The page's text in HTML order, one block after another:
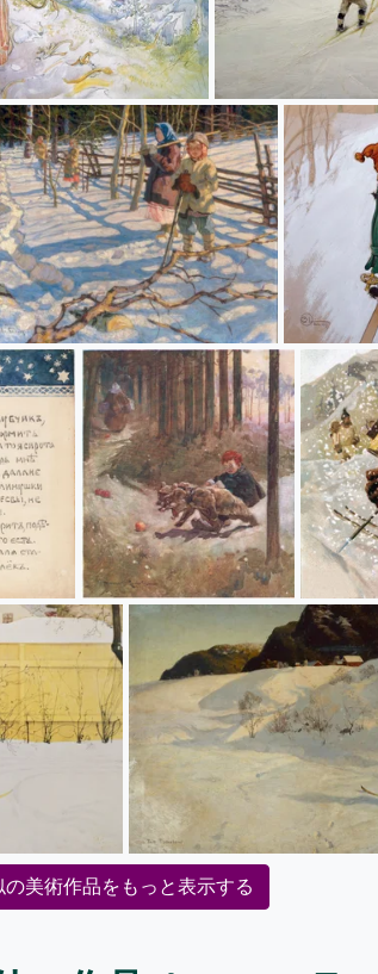
の美術作品をもっと表示する